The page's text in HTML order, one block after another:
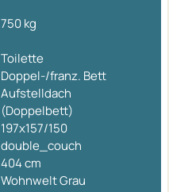
750 kg
Toilette
Doppel-/franz. Bett
Aufstelldach
(Doppelbett)
197x157/150
double_couch
404 cm
Wohnwelt Grau